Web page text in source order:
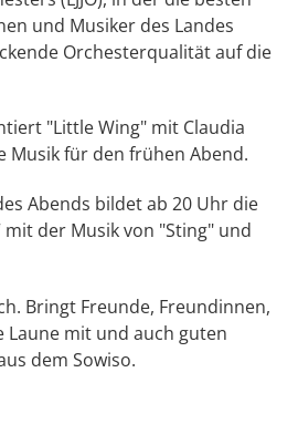
und Musiker des Landes
Orchesterqualität auf die
"Little Wing" mit Claudia
Musik für den frühen Abend.
Abends bildet ab 20 Uhr die
mit der Musik von "Sting" und
Bringt Freunde, Freundinnen,
mit und auch guten
dem Sowiso.